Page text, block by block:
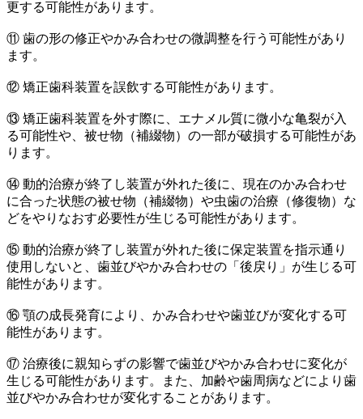
更する可能性があります。
⑪ 歯の形の修正やかみ合わせの微調整を行う可能性があり
ます。
⑫ 矯正歯科装置を誤飲する可能性があります。
⑬ 矯正歯科装置を外す際に、エナメル質に微小な亀裂が入
る可能性や、被せ物（補綴物）の一部が破損する可能性があ
ります。
⑭ 動的治療が終了し装置が外れた後に、現在のかみ合わせ
に合った状態の被せ物（補綴物）や虫歯の治療（修復物）な
どをやりなおす必要性が生じる可能性があります。
⑮ 動的治療が終了し装置が外れた後に保定装置を指示通り
使用しないと、歯並びやかみ合わせの「後戻り」が生じる可
能性があります。
⑯ 顎の成長発育により、かみ合わせや歯並びが変化する可
能性があります。
⑰ 治療後に親知らずの影響で歯並びやかみ合わせに変化が
生じる可能性があります。また、加齢や歯周病などにより歯
並びやかみ合わせが変化することがあります。